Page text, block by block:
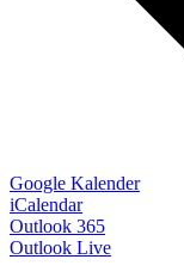
Google Kalender
iCalendar
Outlook 365
Outlook Live